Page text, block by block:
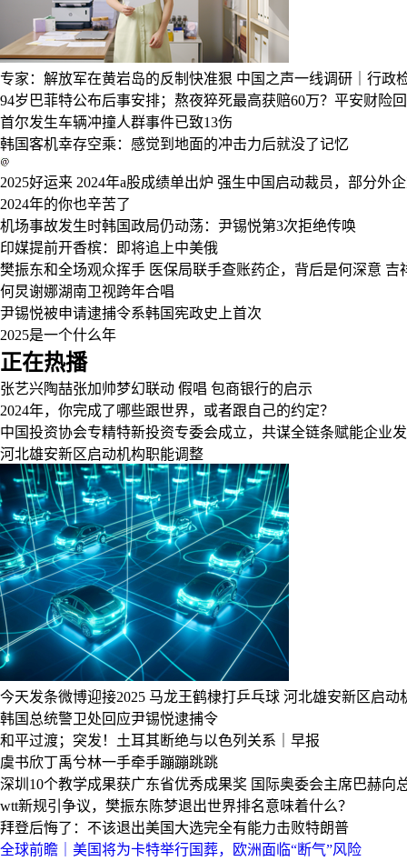
专家：解放军在黄岩岛的反制快准狠 中国之声一线调研｜行政
94岁巴菲特公布后事安排；熬夜猝死最高获赔60万？平安财险
首尔发生车辆冲撞人群事件已致13伤
韩国客机幸存空乘：感觉到地面的冲击力后就没了记忆
2025好运来 2024年a股成绩单出炉 强生中国启动裁员，部分外
2024年的你也辛苦了
机场事故发生时韩国政局仍动荡：尹锡悦第3次拒绝传唤
印媒提前开香槟：即将追上中美俄
樊振东和全场观众挥手 医保局联手查账药企，背后是何深意 吉
何炅谢娜湖南卫视跨年合唱
尹锡悦被申请逮捕令系韩国宪政史上首次
2025是一个什么年
正在热播
张艺兴陶喆张加帅梦幻联动 假唱 包商银行的启示
2024年，你完成了哪些跟世界，或者跟自己的约定？
中国投资协会专精特新投资专委会成立，共谋全链条赋能企业
河北雄安新区启动机构职能调整
今天发条微博迎接2025 马龙王鹤棣打乒乓球 河北雄安新区启动
韩国总统警卫处回应尹锡悦逮捕令
和平过渡；突发！土耳其断绝与以色列关系｜早报
虞书欣丁禹兮林一手牵手蹦蹦跳跳
深圳10个教学成果获广东省优秀成果奖 国际奥委会主席巴赫向
wtt新规引争议，樊振东陈梦退出世界排名意味着什么？
拜登后悔了：不该退出美国大选完全有能力击败特朗普
全球前瞻｜美国将为卡特举行国葬，欧洲面临“断气”风险